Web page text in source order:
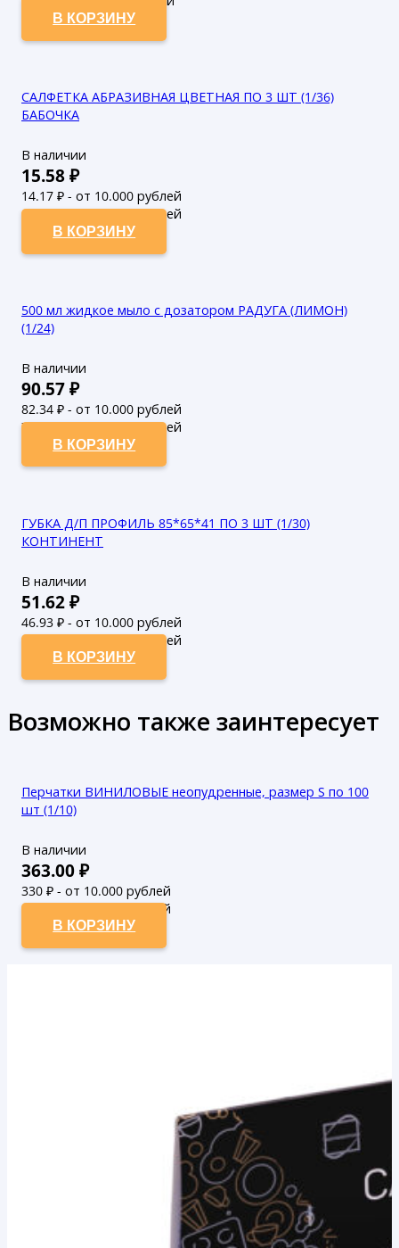
В КОРЗИНУ
САЛФЕТКА АБРАЗИВНАЯ ЦВЕТНАЯ ПО 3 ШТ (1/36)
БАБОЧКА
В наличии
15.58₽
14.17 ₽ - от 10.000 рублей
12.88₽ - от 50.000 рублей
В КОРЗИНУ
500 мл жидкое мыло с дозатором РАДУГА (ЛИМОН)
(1/24)
В наличии
90.57₽
82.34 ₽ - от 10.000 рублей
74.85₽ - от 50.000 рублей
В КОРЗИНУ
ГУБКА Д/П ПРОФИЛЬ 85*65*41 ПО 3 ШТ (1/30)
КОНТИНЕНТ
В наличии
51.62₽
46.93 ₽ - от 10.000 рублей
42.66₽ - от 50.000 рублей
В КОРЗИНУ
Возможно также заинтересует
Перчатки ВИНИЛОВЫЕ неопудренные, размер S по 100
шт (1/10)
В наличии
363.00₽
330 ₽ - от 10.000 рублей
300₽ - от 50.000 рублей
В КОРЗИНУ